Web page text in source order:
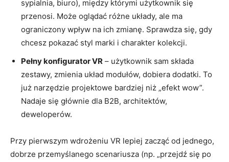
sypialnia, biuro), między którymi użytkownik się
przenosi. Może oglądać różne układy, ale ma
ograniczony wpływ na ich zmianę. Sprawdza się, gdy
chcesz pokazać styl marki i charakter kolekcji.
Pełny konfigurator VR – użytkownik sam składa
zestawy, zmienia układ modułów, dobiera dodatki. To
już narzędzie projektowe bardziej niż „efekt wow”.
Nadaje się głównie dla B2B, architektów,
deweloperów.
Przy pierwszym wdrożeniu VR lepiej zacząć od jednego,
dobrze przemyślanego scenariusza (np. „przejdź się po